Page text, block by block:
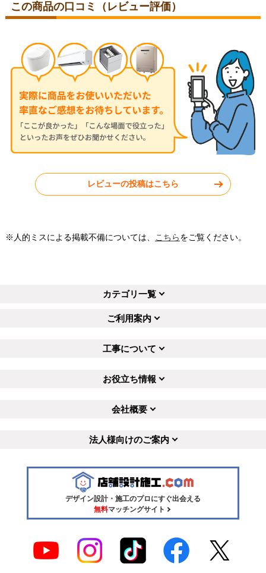
この商品の口コミ（レビュー評価）
レビューの投稿はこちら
※人的ミスによる掲載不備については、 こちらをご覧ください。
カテゴリ一覧
ご利用案内
工事について
お役立ち情報
会社概要
法人様向けのご案内
デザイン設計・施工のプロにすぐ出会える
無料マッチングサイト